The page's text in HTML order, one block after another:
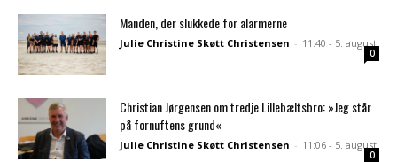
Manden, der slukkede for alarmerne
Julie Christine Skøtt Christensen - 11:40 - 5. august
0
Christian Jørgensen om tredje Lillebæltsbro: »Jeg står
på fornuftens grund«
Julie Christine Skøtt Christensen - 11:06 - 5. august
0